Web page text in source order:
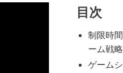
目次
制限時
ーム戦
ゲーム